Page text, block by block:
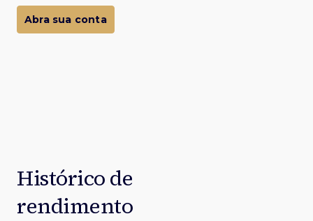
Abra sua conta
Histórico de
rendimento